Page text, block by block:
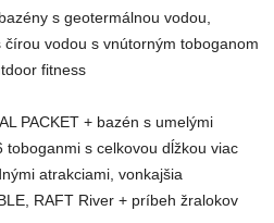
s geotermálnou vodou,
vodou s vnútorným toboganom
fitness
PACKET + bazén s umelými
s celkovou dĺžkou viac
atrakciami, vonkajšia
RAFT River + príbeh žralokov